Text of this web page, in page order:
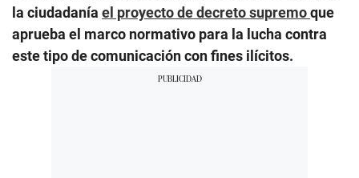
la ciudadanía el proyecto de decreto supremoque
aprueba el marco normativo para la lucha contra
este tipo de comunicación con fines ilícitos.